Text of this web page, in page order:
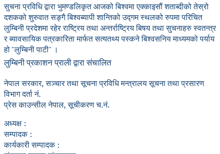
सुचना प्रविधि द्वारा भुमण्डलिकृत आजको बिश्वमा एक्काइसौं शताब्दीको तेस्रो
दशकको शुरुवात सङ्गै बिश्वब्यापी शान्तिको उद्गम स्थलको रुपमा परिचित
लुम्बिनी प्रदेशमा रहेर राष्ट्रिय तथा अन्तर्राष्ट्रिय बिषय तथा सुचनाहरु स्वतन्त्र
र ब्यावसायिक पत्रकारिता मार्फत सत्यतथ्य पस्कने बिश्वसनिय माध्यमको पर्याय
हो "लुम्बिनी पाटी" ।
लुम्बिनी प्रकाशन प्राली द्वारा संचालित
नेपाल सरकार, सञ्चार तथा सूचना प्रविधि मन्त्रालय सूचना तथा प्रसारण
विभाग दर्ता नं.
प्रेस काउन्सील नेपाल, सूचीकरण च.नं.
अध्यक्ष :
सम्पादक :
कार्यकारी सम्पादक :